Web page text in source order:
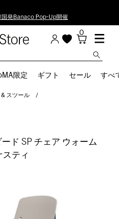
国発Banaco Pop-Up開催
0
限定 ギフト セール すべ
スツール
ド SP チェア ウォーム
スティ